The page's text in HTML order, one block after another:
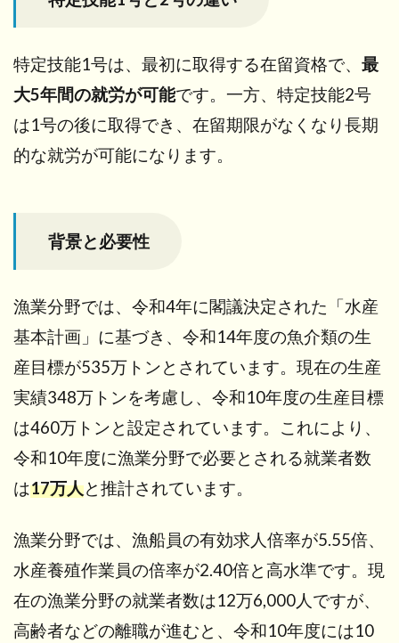
1. 技
験に
合格
する
6.1.1
１号漁
は?
本語
に合
格す
る
6.2.1
日本語能
力試験
（JLPT）
6.2.2
流基金
日本語
基礎テ
スト
6.3
特定技能1号は、最初に取得する在留資格で、 最
大5年間の就労が可能です。一方、特定技能2号
は1号の後に取得でき、在留期限がなくなり長期
的な就労が可能になります。
背景と必要性
漁業分野では、令和4年に閣議決定された「水産
基本計画」に基づき、令和14年度の魚介類の生
産目標が535万トンとされています。現在の生産
実績348万トンを考慮し、令和10年度の生産目標
は460万トンと設定されています。これにより、
令和10年度に漁業分野で必要とされる就業者数
は17万人と推計されています。
漁業分野では、漁船員の有効求人倍率が5.55倍、
水産養殖作業員の倍率が2.40倍と高水準です。現
在の漁業分野の就業者数は12万6,000人ですが、
高齢者などの離職が進むと、令和10年度には10